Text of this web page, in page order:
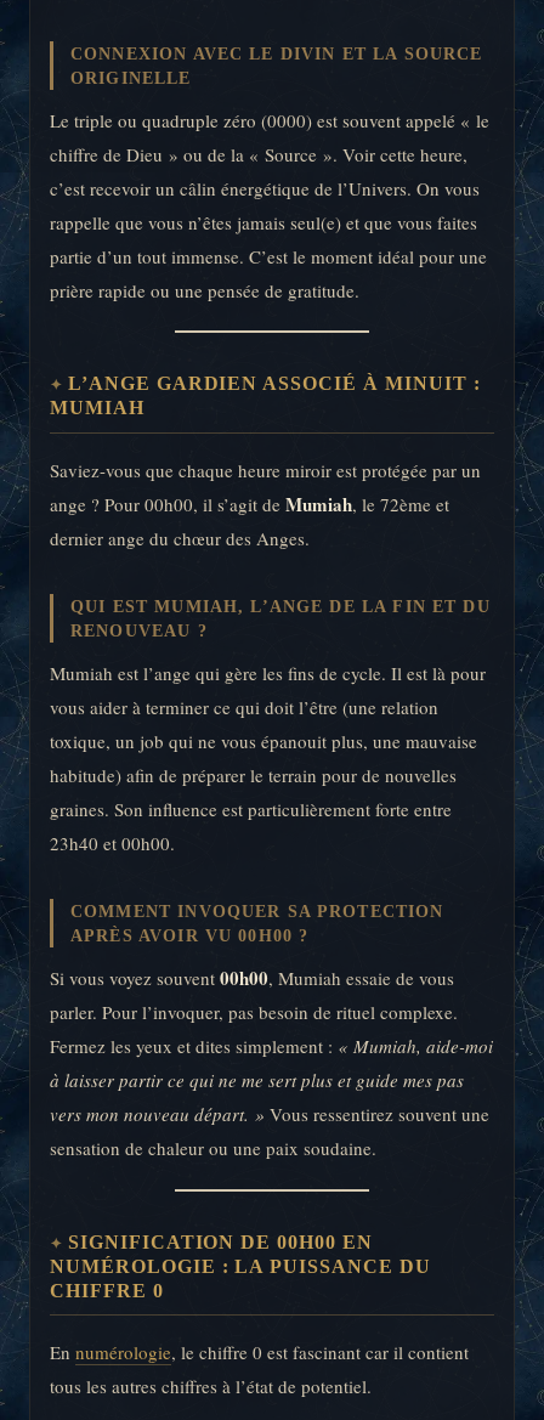
CONNEXION AVEC LE DIVIN ET LA SOURCE
ORIGINELLE
Le triple ou quadruple zéro (0000) est souvent appelé « le
chiffre de Dieu » ou de la « Source ». Voir cette heure,
c’est recevoir un câlin énergétique de l’Univers. On vous
rappelle que vous n’êtes jamais seul(e) et que vous faites
partie d’un tout immense. C’est le moment idéal pour une
prière rapide ou une pensée de gratitude.
L’ANGE GARDIEN ASSOCIÉ À MINUIT :
MUMIAH
Saviez-vous que chaque heure miroir est protégée par un
ange ? Pour 00h00, il s’agit de Mumiah, le 72ème et
dernier ange du chœur des Anges.
QUI EST MUMIAH, L’ANGE DE LA FIN ET DU
RENOUVEAU ?
Mumiah est l’ange qui gère les fins de cycle. Il est là pour
vous aider à terminer ce qui doit l’être (une relation
toxique, un job qui ne vous épanouit plus, une mauvaise
habitude) afin de préparer le terrain pour de nouvelles
graines. Son influence est particulièrement forte entre
23h40 et 00h00.
COMMENT INVOQUER SA PROTECTION
APRÈS AVOIR VU 00H00 ?
Si vous voyez souvent 00h00, Mumiah essaie de vous
parler. Pour l’invoquer, pas besoin de rituel complexe.
Fermez les yeux et dites simplement : « Mumiah, aide-moi
à laisser partir ce qui ne me sert plus et guide mes pas
vers mon nouveau départ. » Vous ressentirez souvent une
sensation de chaleur ou une paix soudaine.
SIGNIFICATION DE 00H00 EN
NUMÉROLOGIE : LA PUISSANCE DU
CHIFFRE 0
En numérologie, le chiffre 0 est fascinant car il contient
tous les autres chiffres à l’état de potentiel.